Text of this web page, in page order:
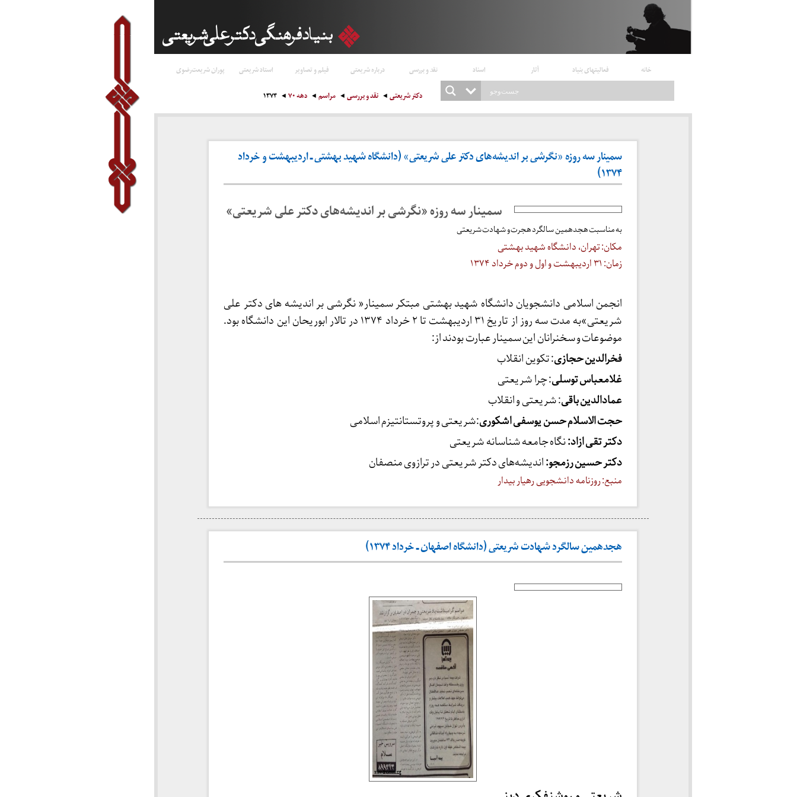
خانه فعالیتهای بنیاد آثار اسناد نقد و بررسی درباره شریعتی فیلم و تصاویر استاد شریعتی پوران شریعت‌رضوی
دکتر شریعتی نقد و بررسی مراسم دهه ۷۰ ۱۳۷۴
سمینار سه روزه «نگرشی بر اندیشه‌های دکتر علی شریعتی» (دانشگاه شهید بهشتی ـ اردیبهشت و خرداد
۱۳۷۴)
سمینار سه روزه «نگرشی بر اندیشه‌های دکتر علی شریعتی»
به مناسبت هجدهمین سالگرد هجرت و شهادت شریعتی
مکان: تهران، دانشگاه شهید بهشتی
زمان: ۳۱ اردیبهشت و اول و دوم خرداد ۱۳۷۴
انجمن اسلامی دانشجویان دانشگاه شهید بهشتی مبتکر سمینار« نگرشی بر اندیشه های دکتر علی
شریعتی»به مدت سه روز از تاریخ ۳۱ اردیبهشت تا ۲ خرداد ۱۳۷۴ در تالار ابوریحان این دانشگاه بود.
موضوعات و سخنرانان این سمینار عبارت بودند از:
فخرالدین حجازی: تکوین انقلاب
غلامعباس توسلی: چرا شریعتی
عمادالدین باقی: شریعتی و انقلاب
حجت الاسلام حسن یوسفی اشکوری:شریعتی و پروتستانتیزم اسلامی
دکتر تقی ازاد:نگاه جامعه شناسانه شریعتی
دکتر حسین رزمجو:اندیشه‌های دکتر شریعتی در ترازوی منصفان
منبع: روزنامه دانشجویی رهیار بیدار
هجدهمین سالگرد شهادت شریعتی (دانشگاه اصفهان ـ خرداد ۱۳۷۴)